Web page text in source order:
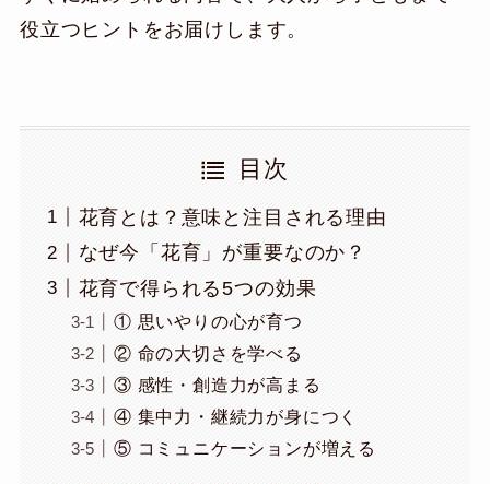
役立つヒントをお届けします。
目次
花育とは？意味と注目される理由
なぜ今「花育」が重要なのか？
花育で得られる5つの効果
① 思いやりの心が育つ
② 命の大切さを学べる
③ 感性・創造力が高まる
④ 集中力・継続力が身につく
⑤ コミュニケーションが増える